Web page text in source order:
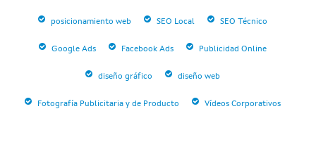
posicionamiento web SEO Local SEO Técnico
Google Ads Facebook Ads Publicidad Online
diseño gráfico diseño web
Fotografía Publicitaria y de Producto Vídeos Corporativos